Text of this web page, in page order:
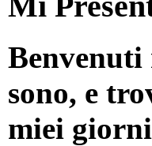
Benvenuti
sono, e
miei